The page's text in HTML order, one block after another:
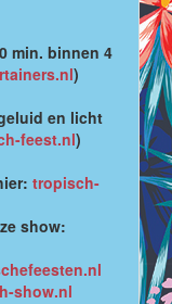
min. binnen 4
)
en licht
feest.nl)
tropisch-
show:
show.nl